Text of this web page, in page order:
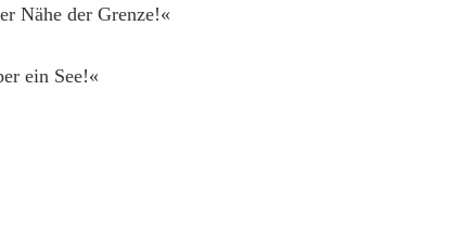
Nähe der Grenze!«
ein See!«